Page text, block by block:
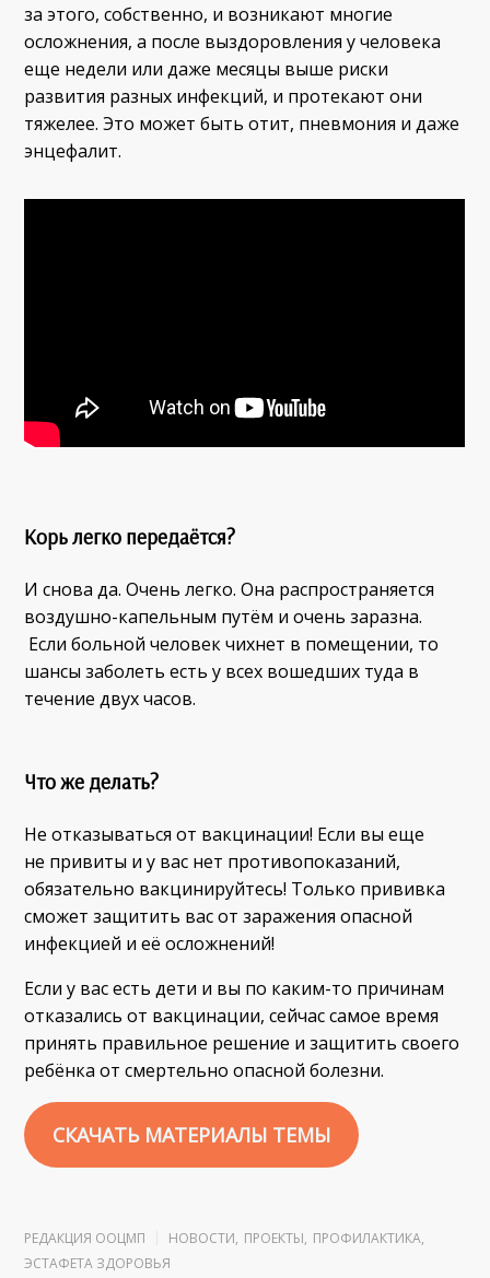
за этого, собственно, и возникают многие
осложнения, а после выздоровления у человека
еще недели или даже месяцы выше риски
развития разных инфекций, и протекают они
тяжелее. Это может быть отит, пневмония и даже
энцефалит.
Корь легко передаётся?
И снова да. Очень легко. Она распространяется
воздушно-капельным путём и очень заразна.
Если больной человек чихнет в помещении, то
шансы заболеть есть у всех вошедших туда в
течение двух часов.
Что же делать?
Не отказываться от вакцинации! Если вы еще
не привиты и у вас нет противопоказаний,
обязательно вакцинируйтесь! Только прививка
сможет защитить вас от заражения опасной
инфекцией и её осложнений!
Если у вас есть дети и вы по каким-то причинам
отказались от вакцинации, сейчас самое время
принять правильное решение и защитить своего
ребёнка от смертельно опасной болезни.
СКАЧАТЬ МАТЕРИАЛЫ ТЕМЫ
РЕДАКЦИЯ ООЦМП НОВОСТИ, ПРОЕКТЫ, ПРОФИЛАКТИКА,
ЭСТАФЕТА ЗДОРОВЬЯ